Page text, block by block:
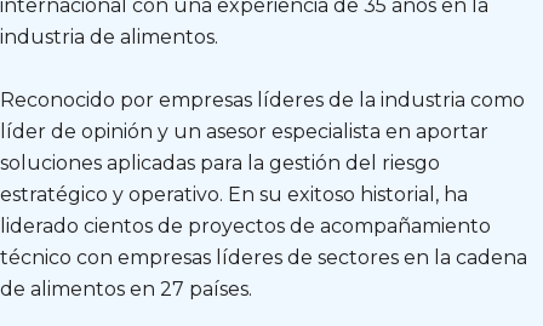
internacional con una experiencia de 35 años en la
industria de alimentos.
Reconocido por empresas líderes de la industria como
líder de opinión y un asesor especialista en aportar
soluciones aplicadas para la gestión del riesgo
estratégico y operativo. En su exitoso historial, ha
liderado cientos de proyectos de acompañamiento
técnico con empresas líderes de sectores en la cadena
de alimentos en 27 países.